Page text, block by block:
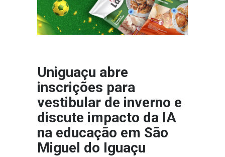
Uniguaçu abre
inscrições para
vestibular de inverno e
discute impacto da IA
na educação em São
Miguel do Iguaçu